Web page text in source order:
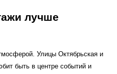
лучше
Улицы Октябрьская и
быть в центре событий и